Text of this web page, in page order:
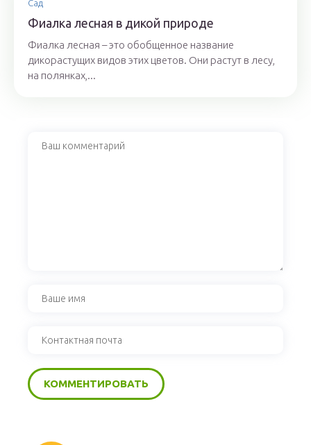
Сад
Фиалка лесная в дикой природе
Фиалка лесная – это обобщенное название
дикорастущих видов этих цветов. Они растут в лесу,
на полянках,...